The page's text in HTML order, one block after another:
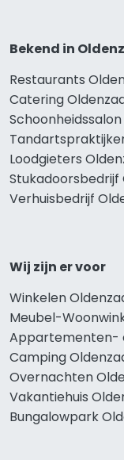
Bekend in
Restaurants
Catering
Loodgieters
Stukadoorsbedrijf
Verhuisbedrijf
Wij zijn er voor
Winkelen
Meubel-
Appartementen-
Camping
Overnachten
Vakantiehuis
Bungalowpark